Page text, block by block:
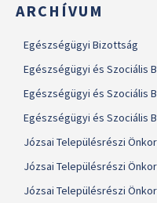
ARCHÍVUM
Egészségügyi Bizottság
Egészségügyi és Szociális
Egészségügyi és Szociális
Egészségügyi és Szociális
Józsai Településrészi
Józsai Településrészi
Józsai Településrészi